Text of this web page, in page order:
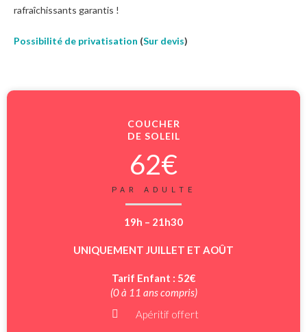
rafraîchissants garantis !
Possibilité de privatisation (Sur devis)
COUCHER
DE SOLEIL
62€
PAR ADULTE
19h – 21h30
UNIQUEMENT JUILLET ET AOÛT
Tarif Enfant : 52€
(0 à 11 ans compris)
Apéritif offert